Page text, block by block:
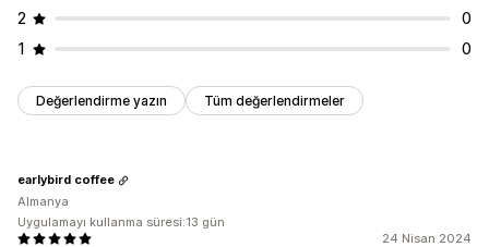
2
0
1
0
Değerlendirme yazın Tüm değerlendirmeler
24 Nisan 2024
earlybird coffee
Almanya
Uygulamayı kullanma süresi:13 gün